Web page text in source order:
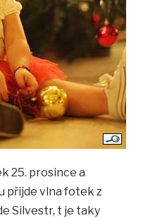
25. prosince a
přijde vlna fotek z
Silvestr, t je taky